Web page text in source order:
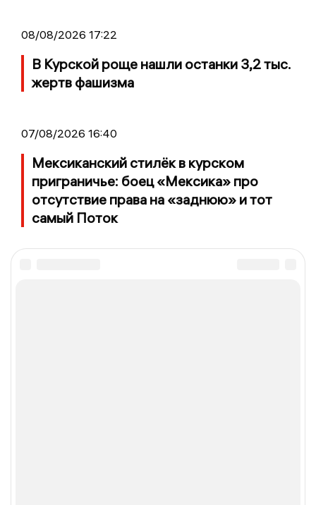
08/08/2026 17:22
В Курской роще нашли останки 3,2 тыс.
жертв фашизма
07/08/2026 16:40
Мексиканский стилёк в курском
приграничье: боец «Мексика» про
отсутствие права на «заднюю» и тот
самый Поток